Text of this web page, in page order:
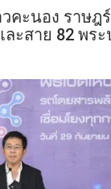
คะนอง ราษฎ
ะสาย 82 พร